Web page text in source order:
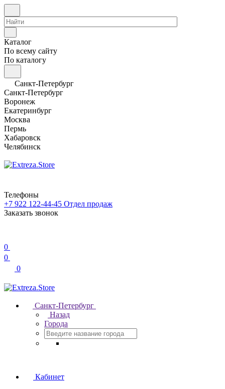
Каталог
По всему сайту
По каталогу
Санкт-Петербург
Санкт-Петербург
Воронеж
Екатеринбург
Москва
Пермь
Хабаровск
Челябинск
Телефоны
+7 922 122-44-45 Отдел продаж
Заказать звонок
0
0
0
Санкт-Петербург
Назад
Города
Кабинет